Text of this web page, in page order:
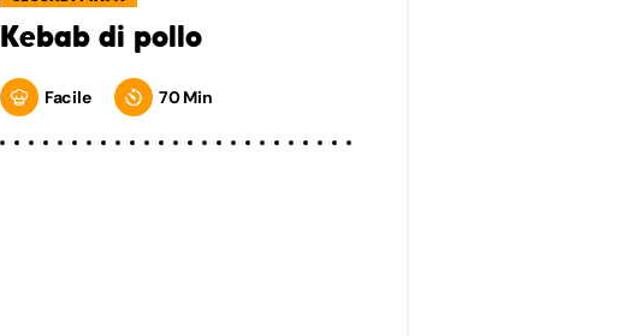
Kebab di pollo
Facile 70 Min